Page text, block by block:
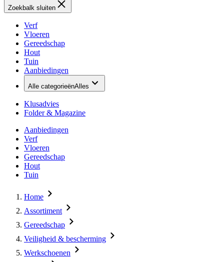
Zoekbalk sluiten
Verf
Vloeren
Gereedschap
Hout
Tuin
Aanbiedingen
Alle categorieënAlles
Klusadvies
Folder & Magazine
Aanbiedingen
Verf
Vloeren
Gereedschap
Hout
Tuin
Home
Assortiment
Gereedschap
Veiligheid & bescherming
Werkschoenen